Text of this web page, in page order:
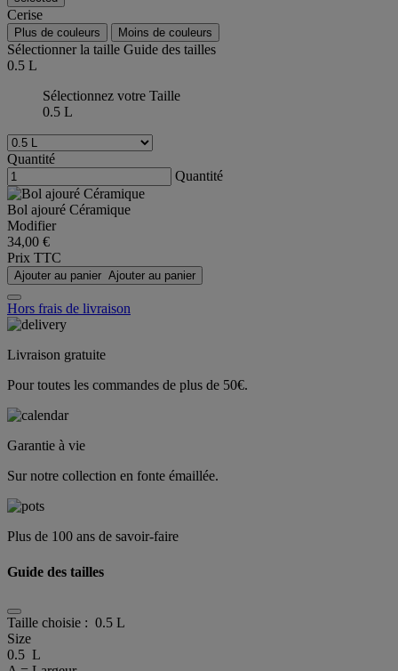
Cerise
Plus de couleurs Moins de couleurs
Sélectionner la taille Guide des tailles
0.5 L
Sélectionnez votre Taille
0.5 L
Quantité
Quantité
Bol ajouré Céramique
Modifier
34,00 €
Prix TTC
Ajouter au panier Ajouter au panier
Hors frais de livraison
Livraison gratuite
Pour toutes les commandes de plus de 50€.
Garantie à vie
Sur notre collection en fonte émaillée.
Plus de 100 ans de savoir-faire
Guide des tailles
Taille choisie : 0.5 L
Size
0.5 L